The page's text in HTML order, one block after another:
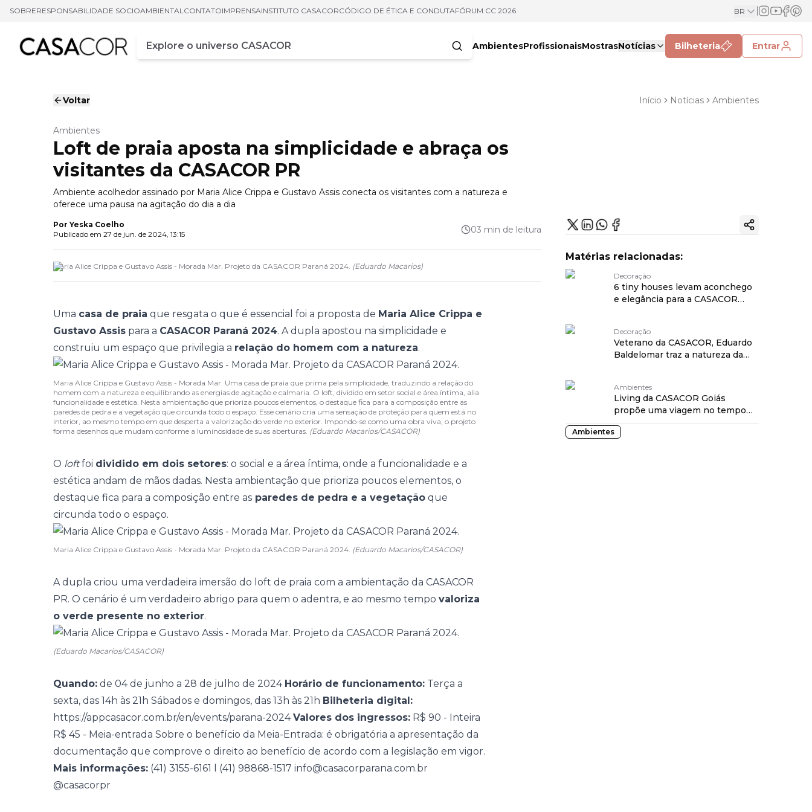
SOBRERESPONSABILIDADE SOCIOAMBIENTALCONTATOIMPRENSAINSTITUTO CASACORCÓDIGO DE ÉTICA E CONDUTAFÓRUM CC 2026 BR
Campo de busca
Digite pelo menos três caracteres
AmbientesProfissionaisMostrasNotícias Bilheteria Entrar
Voltar Início Notícias Ambientes
Ambientes
Loft de praia aposta na simplicidade e abraça os
visitantes da CASACOR PR
Ambiente acolhedor assinado por Maria Alice Crippa e Gustavo Assis conecta os visitantes com a natureza e
oferece uma pausa na agitação do dia a dia
Por Yeska Coelho
Publicado em 27 de jun. de 2024, 13:15 03 min de leitura
Maria Alice Crippa e Gustavo Assis - Morada Mar. Projeto da CASACOR Paraná 2024. (Eduardo Macarios)
Uma casa de praia que resgata o que é essencial foi a proposta de Maria Alice Crippa e
Gustavo Assis para a CASACOR Paraná 2024. A dupla apostou na simplicidade e
construiu um espaço que privilegia a relação do homem com a natureza.
Maria Alice Crippa e Gustavo Assis - Morada Mar. Uma casa de praia que prima pela simplicidade, traduzindo a relação do
homem com a natureza e equilibrando as energias de agitação e calmaria. O loft, dividido em setor social e área íntima, alia
funcionalidade e estética. Nesta ambientação que prioriza poucos elementos, o destaque fica para a composição entre as
paredes de pedra e a vegetação que circunda todo o espaço. Esse cenário cria uma sensação de proteção para quem está no
interior, ao mesmo tempo em que desperta a valorização do verde no exterior. Impondo-se como uma obra viva, o projeto
forma desenhos que mudam conforme a luminosidade de suas aberturas. (Eduardo Macarios/CASACOR)
O loftfoi dividido em dois setores: o social e a área íntima, onde a funcionalidade e a
estética andam de mãos dadas. Nesta ambientação que prioriza poucos elementos, o
destaque fica para a composição entre as paredes de pedra e a vegetação que
circunda todo o espaço.
Maria Alice Crippa e Gustavo Assis - Morada Mar. Projeto da CASACOR Paraná 2024. (Eduardo Macarios/CASACOR)
A dupla criou uma verdadeira imersão do loft de praia com a ambientação da CASACOR
PR. O cenário é um verdadeiro abrigo para quem o adentra, e ao mesmo tempo valoriza
o verde presente no exterior.
(Eduardo Macarios/CASACOR)
Quando: de 04 de junho a 28 de julho de 2024 Horário de funcionamento: Terça a
sexta, das 14h às 21h Sábados e domingos, das 13h às 21h Bilheteria digital:
https://appcasacor.com.br/en/events/parana-2024 Valores dos ingressos: R$ 90 - Inteira
R$ 45 - Meia-entrada Sobre o benefício da Meia-Entrada: é obrigatória a apresentação da
documentação que comprove o direito ao benefício de acordo com a legislação em vigor.
Mais informações: (41) 3155-6161 l (41) 98868-1517 info@casacorparana.com.br
@casacorpr
Copiar link
Matérias relacionadas:
Decoração
6 tiny houses levam aconchego
e elegância para a CASACOR
Decoração
Veterano da CASACOR, Eduardo
Baldelomar traz a natureza da
Ambientes
Living da CASACOR Goiás
propõe uma viagem no tempo
para apreciar o agora
Ambientes